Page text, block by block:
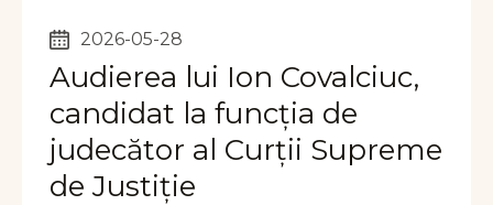
2026-05-28
Audierea lui Ion Covalciuc,
candidat la funcția de
judecător al Curții Supreme
de Justiție